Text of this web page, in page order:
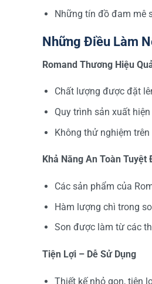
Những tín đồ đam mê
Những Điều Làm
Romand Thương Hiệu
Chất lượng được đặt
Quy trình sản xuất
Không thử nghiệm
Khả Năng An Toàn Tuyệt
Các sản phẩm của
Hàm lượng chì trong
Son được làm từ các
Tiện Lợi – Dễ Sử Dụng
Thiết kế nhỏ gọn, tiện